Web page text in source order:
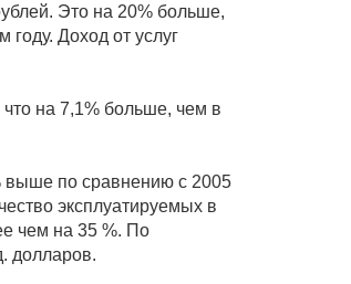
Это на 20% больше,
Доход от услуг
на 7,1% больше, чем в
выше по сравнению с 2005
эксплуатируемых в
чем на 35 %. По
долларов.